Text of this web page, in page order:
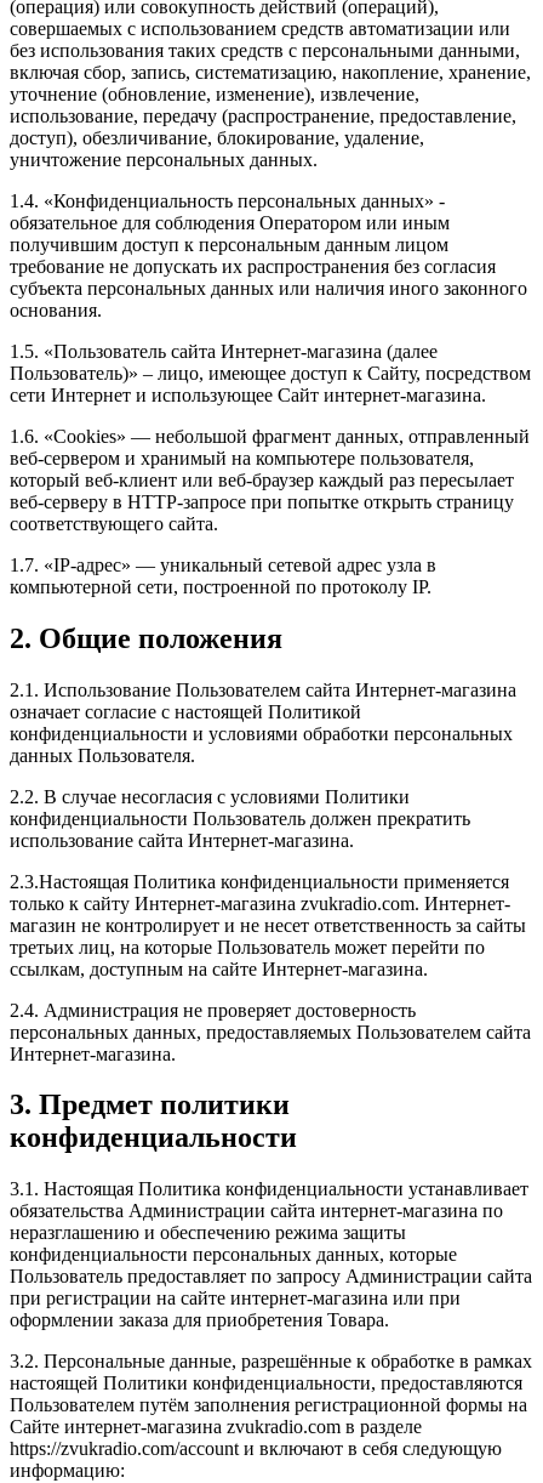
(операция) или совокупность действий (операций),
совершаемых с использованием средств автоматизации или
без использования таких средств с персональными данными,
включая сбор, запись, систематизацию, накопление, хранение,
уточнение (обновление, изменение), извлечение,
использование, передачу (распространение, предоставление,
доступ), обезличивание, блокирование, удаление,
уничтожение персональных данных.
1.4. «Конфиденциальность персональных данных» -
обязательное для соблюдения Оператором или иным
получившим доступ к персональным данным лицом
требование не допускать их распространения без согласия
субъекта персональных данных или наличия иного законного
основания.
1.5. «Пользователь сайта Интернет-магазина (далее
Пользователь)» – лицо, имеющее доступ к Сайту, посредством
сети Интернет и использующее Сайт интернет-магазина.
1.6. «Cookies» — небольшой фрагмент данных, отправленный
веб-сервером и хранимый на компьютере пользователя,
который веб-клиент или веб-браузер каждый раз пересылает
веб-серверу в HTTP-запросе при попытке открыть страницу
соответствующего сайта.
1.7. «IP-адрес» — уникальный сетевой адрес узла в
компьютерной сети, построенной по протоколу IP.
2. Общие положения
2.1. Использование Пользователем сайта Интернет-магазина
означает согласие с настоящей Политикой
конфиденциальности и условиями обработки персональных
данных Пользователя.
2.2. В случае несогласия с условиями Политики
конфиденциальности Пользователь должен прекратить
использование сайта Интернет-магазина.
2.3.Настоящая Политика конфиденциальности применяется
только к сайту Интернет-магазина zvukradio.com. Интернет-
магазин не контролирует и не несет ответственность за сайты
третьих лиц, на которые Пользователь может перейти по
ссылкам, доступным на сайте Интернет-магазина.
2.4. Администрация не проверяет достоверность
персональных данных, предоставляемых Пользователем сайта
Интернет-магазина.
3. Предмет политики
конфиденциальности
3.1. Настоящая Политика конфиденциальности устанавливает
обязательства Администрации сайта интернет-магазина по
неразглашению и обеспечению режима защиты
конфиденциальности персональных данных, которые
Пользователь предоставляет по запросу Администрации сайта
при регистрации на сайте интернет-магазина или при
оформлении заказа для приобретения Товара.
3.2. Персональные данные, разрешённые к обработке в рамках
настоящей Политики конфиденциальности, предоставляются
Пользователем путём заполнения регистрационной формы на
Сайте интернет-магазина zvukradio.com в разделе
https://zvukradio.com/account и включают в себя следующую
информацию: